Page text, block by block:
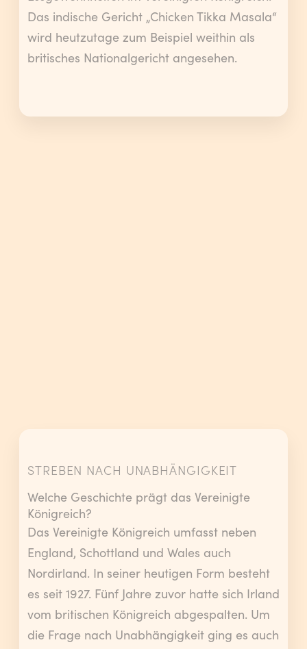
Das indische Gericht „Chicken Tikka Masala“
wird heutzutage zum Beispiel weithin als
britisches Nationalgericht angesehen.
STREBEN NACH UNABHÄNGIGKEIT
Welche Geschichte prägt das Vereinigte
Königreich?
Das Vereinigte Königreich umfasst neben
England, Schottland und Wales auch
Nordirland. In seiner heutigen Form besteht
es seit 1927. Fünf Jahre zuvor hatte sich Irland
vom britischen Königreich abgespalten. Um
die Frage nach Unabhängigkeit ging es auch